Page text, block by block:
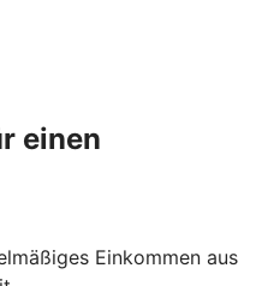
einen
Einkommen aus